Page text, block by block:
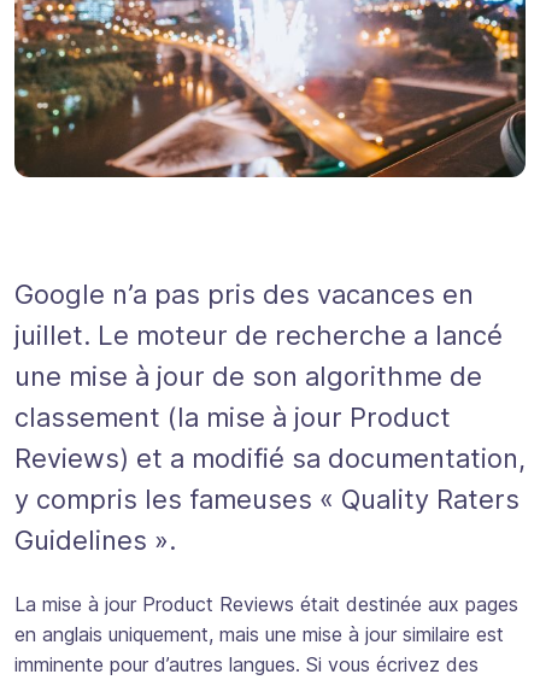
Google n’a pas pris des vacances en
juillet. Le moteur de recherche a lancé
une mise à jour de son algorithme de
classement (la mise à jour Product
Reviews) et a modifié sa documentation,
y compris les fameuses « Quality Raters
Guidelines ».
La mise à jour Product Reviews était destinée aux pages
en anglais uniquement, mais une mise à jour similaire est
imminente pour d’autres langues. Si vous écrivez des